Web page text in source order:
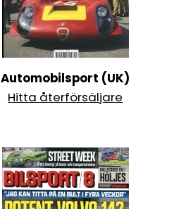
Automobilsport (UK)
Hitta återförsäljare